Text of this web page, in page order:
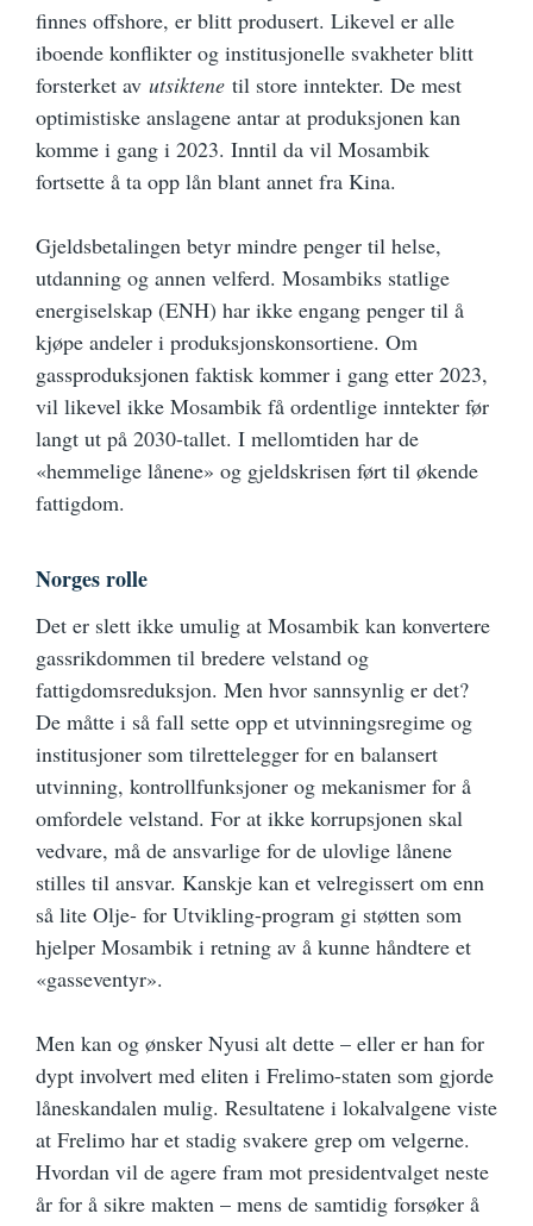
finnes offshore, er blitt produsert. Likevel er alle
iboende konflikter og institusjonelle svakheter blitt
forsterket av utsiktene til store inntekter. De mest
optimistiske anslagene antar at produksjonen kan
komme i gang i 2023. Inntil da vil Mosambik
fortsette å ta opp lån blant annet fra Kina.
Gjeldsbetalingen betyr mindre penger til helse,
utdanning og annen velferd. Mosambiks statlige
energiselskap (ENH) har ikke engang penger til å
kjøpe andeler i produksjonskonsortiene. Om
gassproduksjonen faktisk kommer i gang etter 2023,
vil likevel ikke Mosambik få ordentlige inntekter før
langt ut på 2030-tallet. I mellomtiden har de
«hemmelige lånene» og gjeldskrisen ført til økende
fattigdom.
Norges rolle
Det er slett ikke umulig at Mosambik kan konvertere
gassrikdommen til bredere velstand og
fattigdomsreduksjon. Men hvor sannsynlig er det?
De måtte i så fall sette opp et utvinningsregime og
institusjoner som tilrettelegger for en balansert
utvinning, kontrollfunksjoner og mekanismer for å
omfordele velstand. For at ikke korrupsjonen skal
vedvare, må de ansvarlige for de ulovlige lånene
stilles til ansvar. Kanskje kan et velregissert om enn
så lite Olje- for Utvikling-program gi støtten som
hjelper Mosambik i retning av å kunne håndtere et
«gasseventyr».
Men kan og ønsker Nyusi alt dette – eller er han for
dypt involvert med eliten i Frelimo-staten som gjorde
låneskandalen mulig. Resultatene i lokalvalgene viste
at Frelimo har et stadig svakere grep om velgerne.
Hvordan vil de agere fram mot presidentvalget neste
år for å sikre makten – mens de samtidig forsøker å